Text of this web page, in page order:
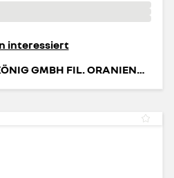
interessiert
AH GOTTHARD KÖNIG GMBH FIL. ORANIENBURG